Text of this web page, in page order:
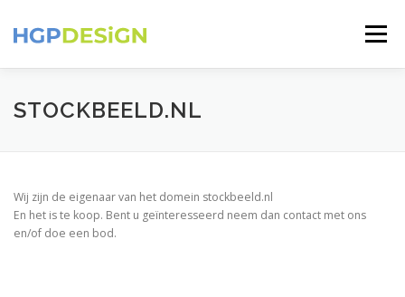
naar
Menu
HOLLAND-PICTURES CONTACT
STOCKBEELD.NL
Wij zijn de eigenaar van het domein stockbeeld.nl
En het is te koop. Bent u geïnteresseerd neem dan contact met ons
en/of doe een bod.